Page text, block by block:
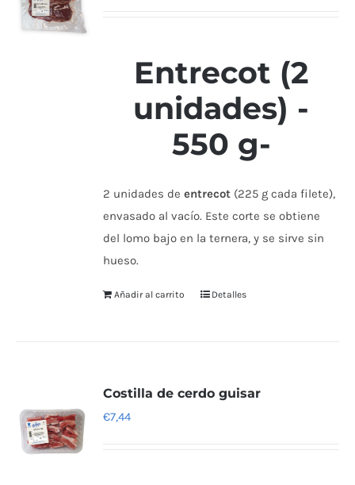
Entrecot (2
unidades) -
550 g-
2 unidades deentrecot (225 g cada filete),
envasado al vacío. Este corte se obtiene
del lomo bajo en la ternera, y se sirve sin
hueso.
Añadir al carrito Detalles
Costilla de cerdo guisar
€7,44